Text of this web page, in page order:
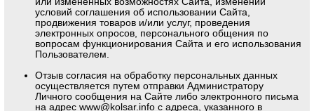
условий соглашения об использовании Сайта,
продвижения товаров и/или услуг, проведения
электронных опросов, персонального общения по
вопросам функционирования Сайта и его использования
Пользователем.
Отзыв согласия на обработку персональных данных
осуществляется путем отправки Администратору
Личного сообщения на Сайте либо электронного письма
на адресwww@kolsar.info с адреса, указанного в